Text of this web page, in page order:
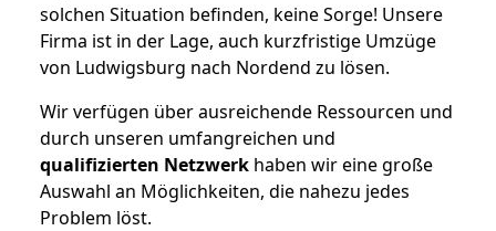
solchen Situation befinden, keine Sorge! Unsere
Firma ist in der Lage, auch kurzfristige Umzüge
von Ludwigsburg nach Nordend zu lösen.
Wir verfügen über ausreichende Ressourcen und
durch unseren umfangreichen und
qualifizierten Netzwerk haben wir eine große
Auswahl an Möglichkeiten, die nahezu jedes
Problem löst.